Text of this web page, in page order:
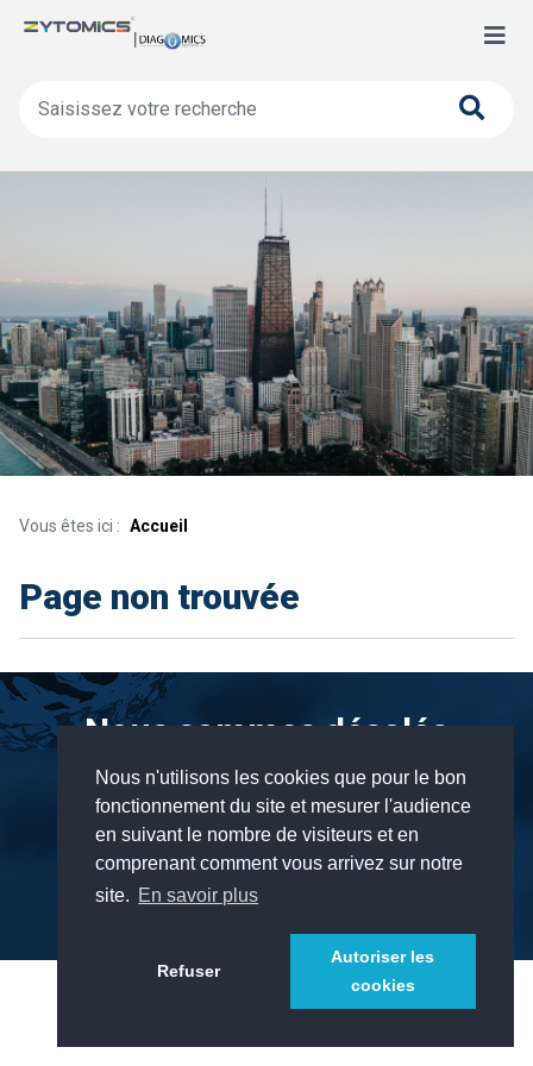
Nous n'utilisons les cookies que pour le bon
fonctionnement du site et mesurer l'audience
en suivant le nombre de visiteurs et en
comprenant comment vous arrivez sur notre
site. En savoir plus
Refuser
Autoriser les
cookies
Vous êtes ici : Accueil
Page non trouvée
Nous sommes désolés
Nous n'avons pas pu trouver votre page.
Retourner sur la page d'accueil